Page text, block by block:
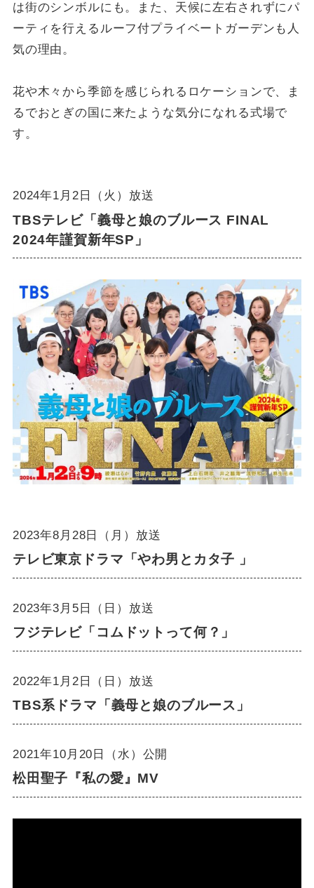
は街のシンボルにも。また、天候に左右されずにパ
ーティを行えるルーフ付プライベートガーデンも人
気の理由。
花や木々から季節を感じられるロケーションで、ま
るでおとぎの国に来たような気分になれる式場で
す。
2024年1月2日（火）放送
TBSテレビ「義母と娘のブルース FINAL
2024年謹賀新年SP」
2023年8月28日（月）放送
テレビ東京ドラマ「やわ男とカタ子 」
2023年3月5日（日）放送
フジテレビ「コムドットって何？」
2022年1月2日（日）放送
TBS系ドラマ「義母と娘のブルース」
2021年10月20日（水）公開
松田聖子『私の愛』MV